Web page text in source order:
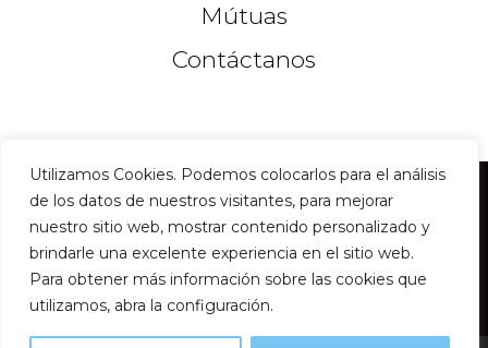
Utilizamos Cookies. Podemos colocarlos para el análisis
de los datos de nuestros visitantes, para mejorar
nuestro sitio web, mostrar contenido personalizado y
brindarle una excelente experiencia en el sitio web.
Para obtener más información sobre las cookies que
utilizamos, abra la configuración.
Mútuas
Contáctanos
©2026Instituto del Dr Gimeno & Dr Jaquet
Cirugia Maxilofacial en Barcelona
Política de Privacidad
Política de Cookies